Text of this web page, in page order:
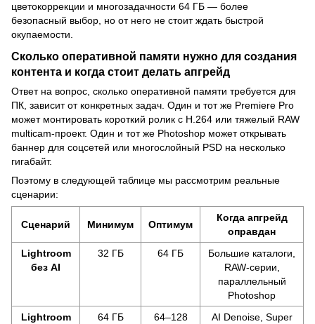
цветокоррекции и многозадачности 64 ГБ — более
безопасный выбор, но от него не стоит ждать быстрой
окупаемости.
Сколько оперативной памяти нужно для создания
контента и когда стоит делать апгрейд
Ответ на вопрос, сколько оперативной памяти требуется для
ПК, зависит от конкретных задач. Один и тот же Premiere Pro
может монтировать короткий ролик с H.264 или тяжелый RAW
multicam-проект. Один и тот же Photoshop может открывать
баннер для соцсетей или многослойный PSD на несколько
гигабайт.
Поэтому в следующей таблице мы рассмотрим реальные
сценарии:
Сценарий Минимум Оптимум
Когда апгрейд
оправдан
Lightroom
без AI
32 ГБ 64 ГБ
Большие каталоги,
RAW-серии,
параллельный
Photoshop
Lightroom
64 ГБ
64–128
AI Denoise, Super